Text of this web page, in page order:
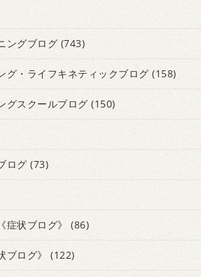
ングブログ (743)
グ・ライフキネティックブログ (158)
グスクールブログ (150)
ログ(73)
状ブログ》 (86)
ログ》 (122)